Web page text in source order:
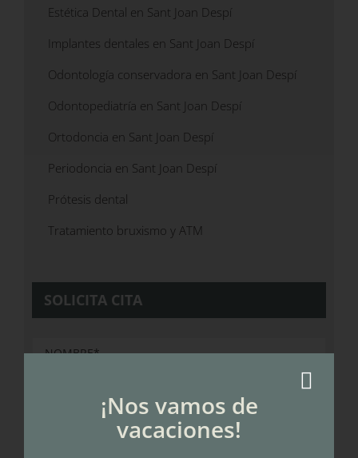
Estética Dental en Sant Joan Despí
Implantes dentales en Sant Joan Despí
Odontología conservadora en Sant Joan Despí
Odontopediatría en Sant Joan Despí
Ortodoncia en Sant Joan Despí
Periodoncia en Sant Joan Despí
Prótesis dental
Tratamiento bruxismo y ATM
SOLICITA CITA
¡Nos vamos de
vacaciones!